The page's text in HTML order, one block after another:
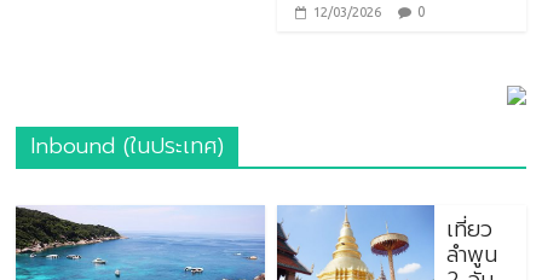
12/03/2026 0
Inbound (ในประเทศ)
เที่ยว
ลำพูน